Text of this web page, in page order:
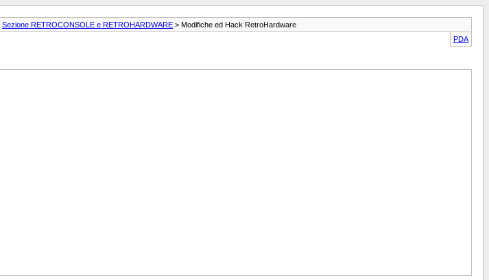
Sezione RETROCONSOLE e RETROHARDWARE > Modifiche ed Hack RetroHardware
PDA